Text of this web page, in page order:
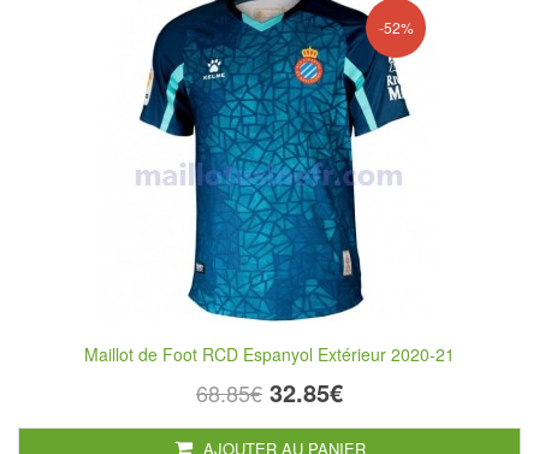
-52%
Maillot de Foot RCD Espanyol Extérieur 2020-21
68.85€ 32.85€
AJOUTER AU PANIER